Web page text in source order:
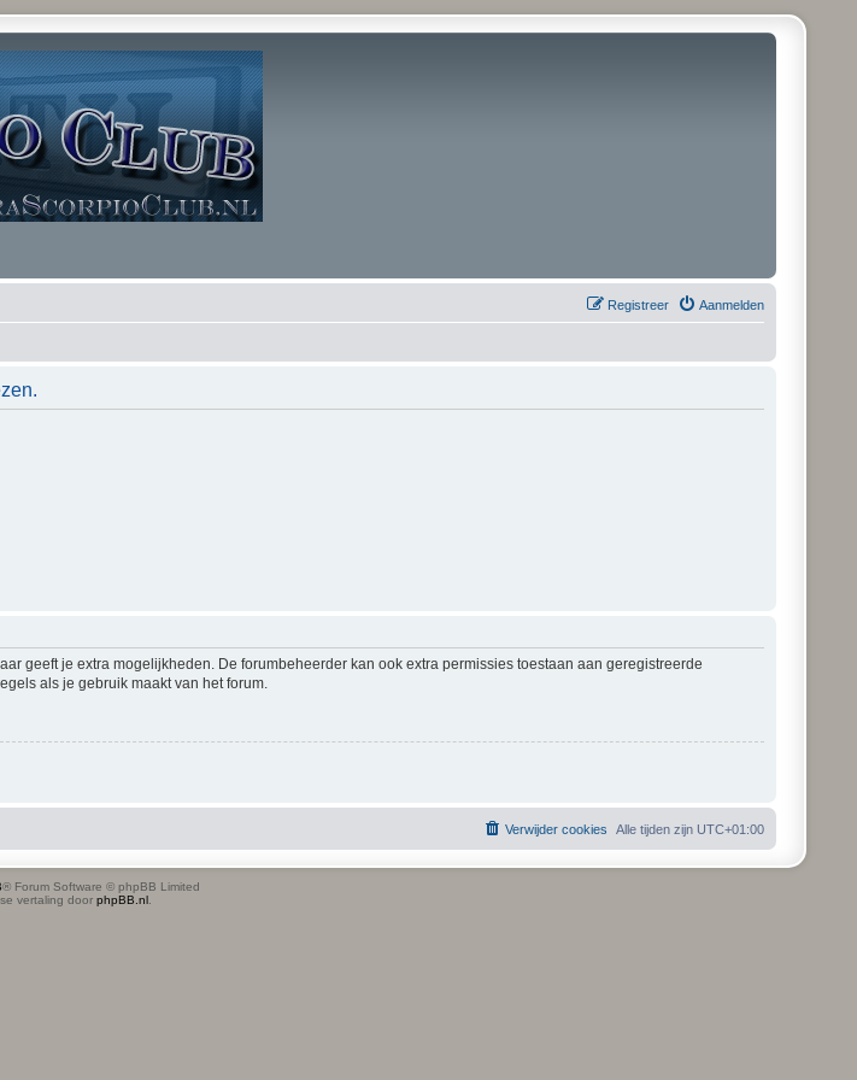
Aanmelden
Registreer
geeft je extra mogelijkheden. De forumbeheerder kan ook extra permissies toestaan aan geregistreerde
als je gebruik maakt van het forum.
Alle tijden zijn UTC+01:00
Verwijder cookies
® Forum Software © phpBB Limited
vertaling door phpBB.nl.